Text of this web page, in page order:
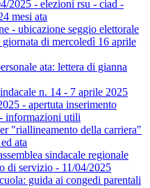
2025 - elezioni rsu - ciad -
mesi ata
- ubicazione seggio elettorale
giornata di mercoledì 16 aprile
ata: lettera di gianna
n. 14 - 7 aprile 2025
- apertuta inserimento
informazioni utili
"riallineamento della carriera"
ata
sindacale regionale
di servizio - 11/04/2025
guida ai congedi parentali